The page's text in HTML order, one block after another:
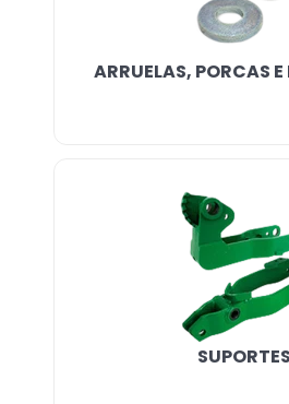
ARRUELAS, PORCAS
SUPORTES